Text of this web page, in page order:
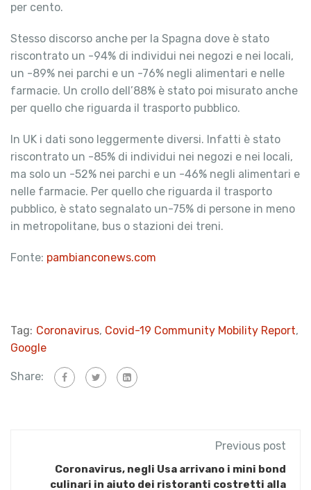
per cento.
Stesso discorso anche per la Spagna dove è stato
riscontrato un -94% di individui nei negozi e nei locali,
un -89% nei parchi e un -76% negli alimentari e nelle
farmacie. Un crollo dell’88% è stato poi misurato anche
per quello che riguarda il trasporto pubblico.
In UK i dati sono leggermente diversi. Infatti è stato
riscontrato un -85% di individui nei negozi e nei locali,
ma solo un -52% nei parchi e un -46% negli alimentari e
nelle farmacie. Per quello che riguarda il trasporto
pubblico, è stato segnalato un-75% di persone in meno
in metropolitane, bus o stazioni dei treni.
Fonte: pambianconews.com
Tag: Coronavirus, Covid-19 Community Mobility Report,
Google
Share:
Previous post
Coronavirus, negli Usa arrivano i mini bond
culinari in aiuto dei ristoranti costretti alla